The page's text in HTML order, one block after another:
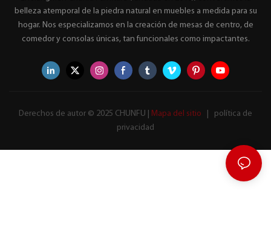
belleza atemporal de la piedra natural en muebles a medida para su
hogar. Nos especializamos en la creación de mesas de centro, de
comedor y consolas únicas, tan funcionales como impactantes.
Derechos de autor © 2025 CHUNFU | Mapa del sitio
política de
privacidad